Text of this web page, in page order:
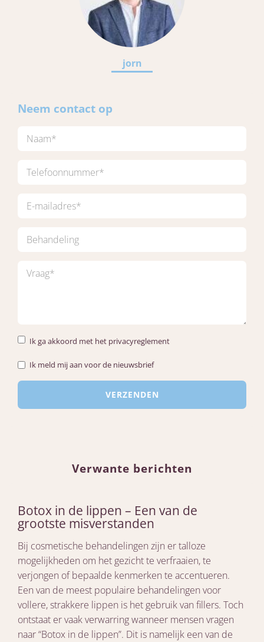
jorn
Neem contact op
Ik ga akkoord met het privacyreglement
Ik meld mij aan voor de nieuwsbrief
Verwante berichten
Botox in de lippen – Een van de
grootste misverstanden
Bij cosmetische behandelingen zijn er talloze
mogelijkheden om het gezicht te verfraaien, te
verjongen of bepaalde kenmerken te accentueren.
Een van de meest populaire behandelingen voor
vollere, strakkere lippen is het gebruik van fillers. Toch
ontstaat er vaak verwarring wanneer mensen vragen
naar “Botox in de lippen”. Dit is namelijk een van de